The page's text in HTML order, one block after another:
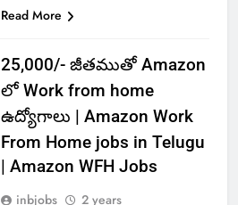
Read More
25,000/- జీతముతో Amazon
లో Work from home
ఉద్యోగాలు | Amazon Work
From Home jobs in Telugu
| Amazon WFH Jobs
inbjobs
2 years